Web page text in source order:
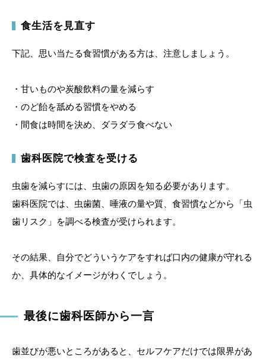
食生活を見直す
下記、思い当たる食習慣がある方は、注意しましょう。
・甘いものや炭酸飲料の量を減らす
・のど飴を舐める習慣をやめる
・間食は時間を決め、ダラダラ食べない
歯科医院で検査を受ける
虫歯を減らすには、虫歯の原因を知る必要があります。
歯科医院では、虫歯菌、唾液の量や質、食習慣などから「虫
歯リスク」を調べる検査が受けられます。
その結果、自分でどういうケアをすれば口内の健康が守れる
か、具体的なイメージがわくでしょう。
最後に歯科医師から一言
歯並びが悪いところがあると、セルフケアだけでは限界があ